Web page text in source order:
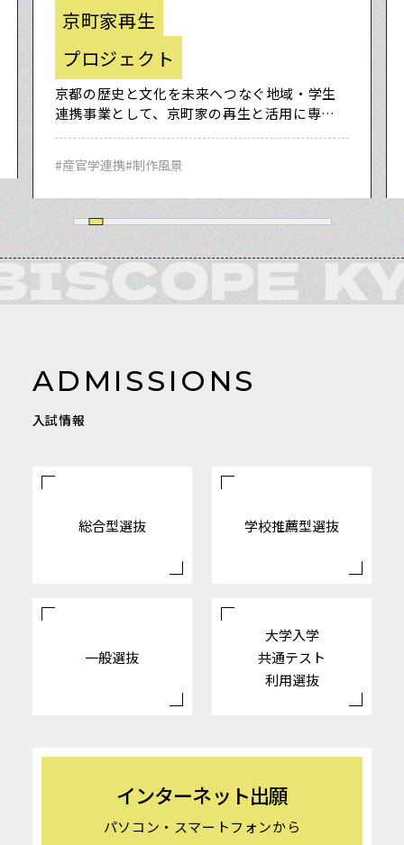
京町家再生
プロジェクト
京都の歴史と文化を未来へつなぐ地域・学生
連携事業として、京町家の再生と活用に専門
家と共にKYOBI生が取り組みました。
#産官学連携#制作風景
ADMISSIONS
入試情報
総合型選抜 学校推薦型選抜
一般選抜
大学入学
共通テスト
利用選抜
インターネット出願
パソコン・スマートフォンから